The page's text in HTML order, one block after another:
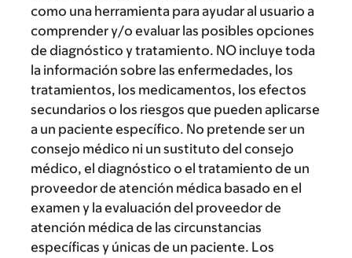
como una herramienta para ayudar al usuario a
comprender y/o evaluar las posibles opciones
de diagnóstico y tratamiento. NO incluye toda
la información sobre las enfermedades, los
tratamientos, los medicamentos, los efectos
secundarios o los riesgos que pueden aplicarse
a un paciente específico. No pretende ser un
consejo médico ni un sustituto del consejo
médico, el diagnóstico o el tratamiento de un
proveedor de atención médica basado en el
examen y la evaluación del proveedor de
atención médica de las circunstancias
específicas y únicas de un paciente. Los